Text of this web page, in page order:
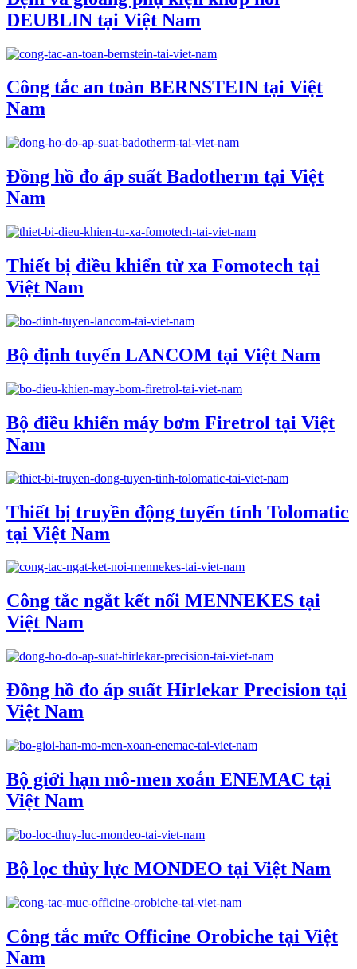
DEUBLIN tại Việt Nam
Công tắc an toàn BERNSTEIN tại Việt
Nam
Đồng hồ đo áp suất Badotherm tại Việt
Nam
Thiết bị điều khiển từ xa Fomotech tại
Việt Nam
Bộ định tuyến LANCOM tại Việt Nam
Bộ điều khiển máy bơm Firetrol tại Việt
Nam
Thiết bị truyền động tuyến tính Tolomatic
tại Việt Nam
Công tắc ngắt kết nối MENNEKES tại
Việt Nam
Đồng hồ đo áp suất Hirlekar Precision tại
Việt Nam
Bộ giới hạn mô-men xoắn ENEMAC tại
Việt Nam
Bộ lọc thủy lực MONDEO tại Việt Nam
Công tắc mức Officine Orobiche tại Việt
Nam